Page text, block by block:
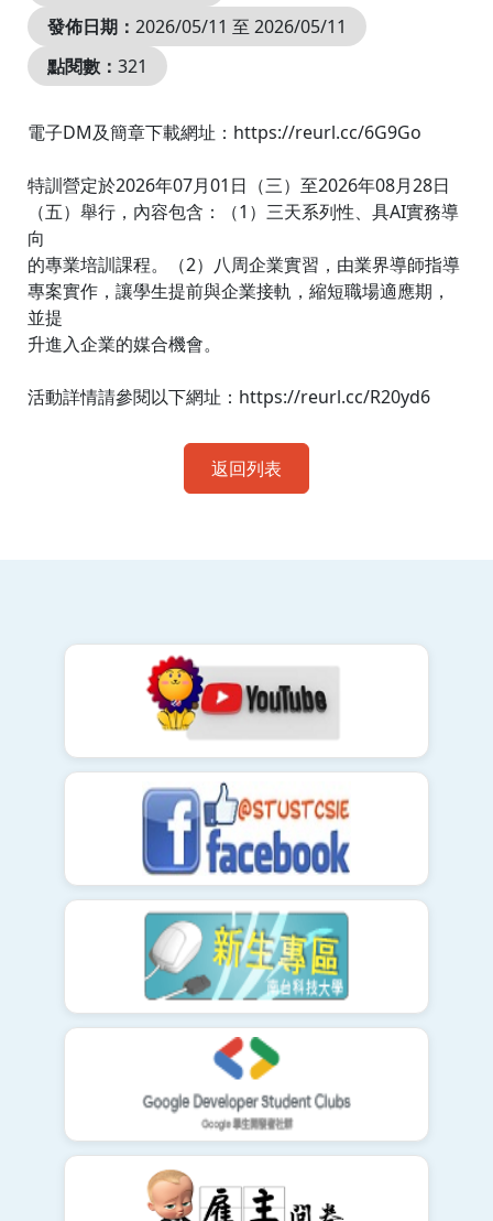
發佈日期： 2026/05/11 至 2026/05/11
點閱數： 321
電子DM及簡章下載網址：https://reurl.cc/6G9Go
特訓營定於2026年07月01日（三）至2026年08月28日
（五）舉行，內容包含：（1）三天系列性、具AI實務導
向
的專業培訓課程。（2）八周企業實習，由業界導師指導
專案實作，讓學生提前與企業接軌，縮短職場適應期，
並提
升進入企業的媒合機會。
活動詳情請參閱以下網址：https://reurl.cc/R20yd6
返回列表